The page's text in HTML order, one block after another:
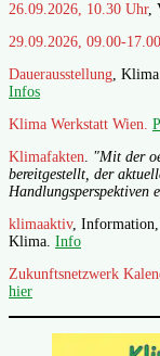
26.09.2026, 10.30 Uhr,
29.09.2026, 09.00-17.00
Dauerausstellung,
Infos
Klima Werkstatt Wien.
Klimafakten. "Mit der
bereitgestellt, der
Handlungsperspektiven
klimaaktiv, Information,
Klima. Info
Zukunftsnetzwerk
hier